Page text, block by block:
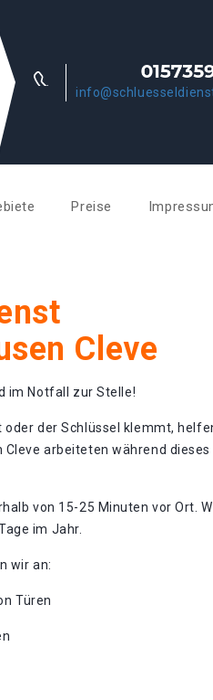
Preise
Cleve
im Notfall zur Stelle!
der Schlüssel klemmt,
Cleve arbeiteten während
von 15-25 Minuten vor Ort.
im Jahr.
wir an:
Türen